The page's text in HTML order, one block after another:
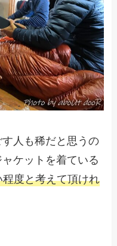
人も稀だと思うの
ケットを着ている
度と考えて頂けれ